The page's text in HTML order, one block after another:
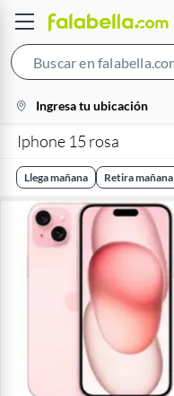
location-
icon
Ingresa tu ubicación
Iphone 15 rosa
Llega mañana Retira mañana